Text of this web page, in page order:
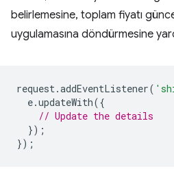
belirlemesine, toplam fiyatı
uygulamasına döndürmesine
request.addEventListener(
e.updateWith({
// Update the details
});
});